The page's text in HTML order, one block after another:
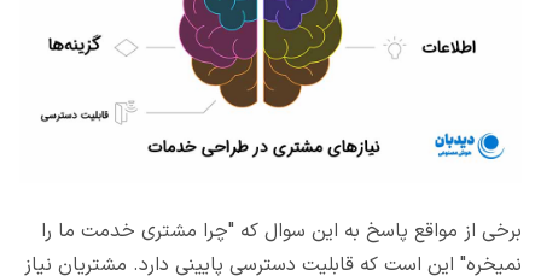
برخی از مواقع پاسخ به این سوال که "چرا مشتری خدمت ما را
نمیخره" این است که قابلیت دسترسی پایینی دارد. مشتریان نیاز